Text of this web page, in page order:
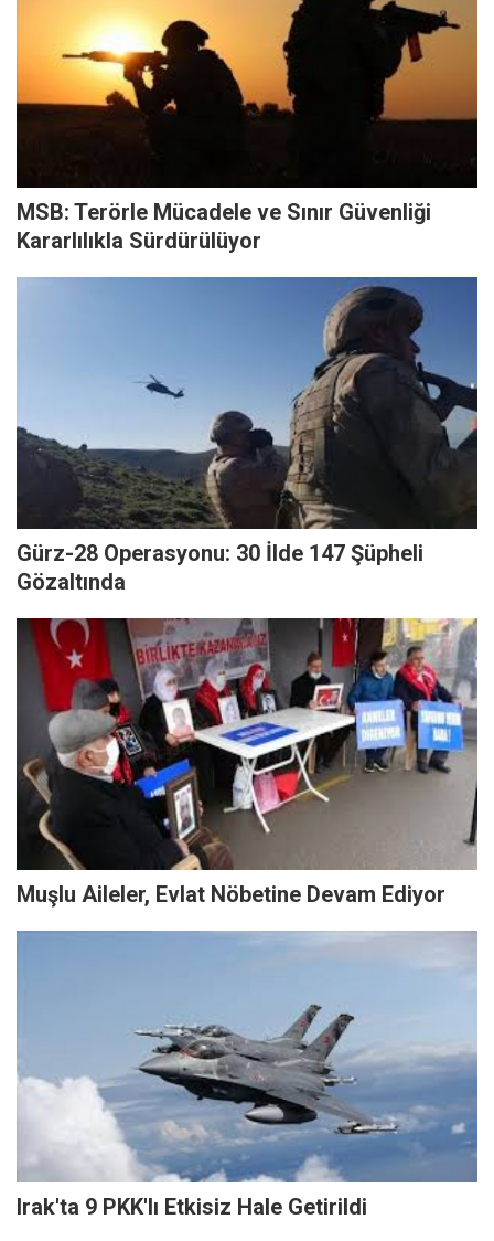
MSB: Terörle Mücadele ve Sınır Güvenliği
Kararlılıkla Sürdürülüyor
Gürz-28 Operasyonu: 30 İlde 147 Şüpheli
Gözaltında
Muşlu Aileler, Evlat Nöbetine Devam Ediyor
Irak'ta 9 PKK'lı Etkisiz Hale Getirildi